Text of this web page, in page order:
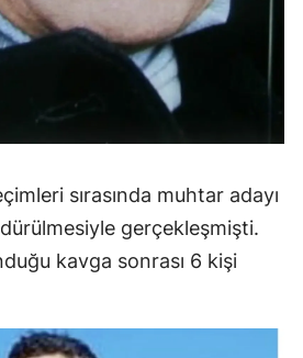
sırasında muhtar adayı
gerçekleşmişti.
kavga sonrası 6 kişi